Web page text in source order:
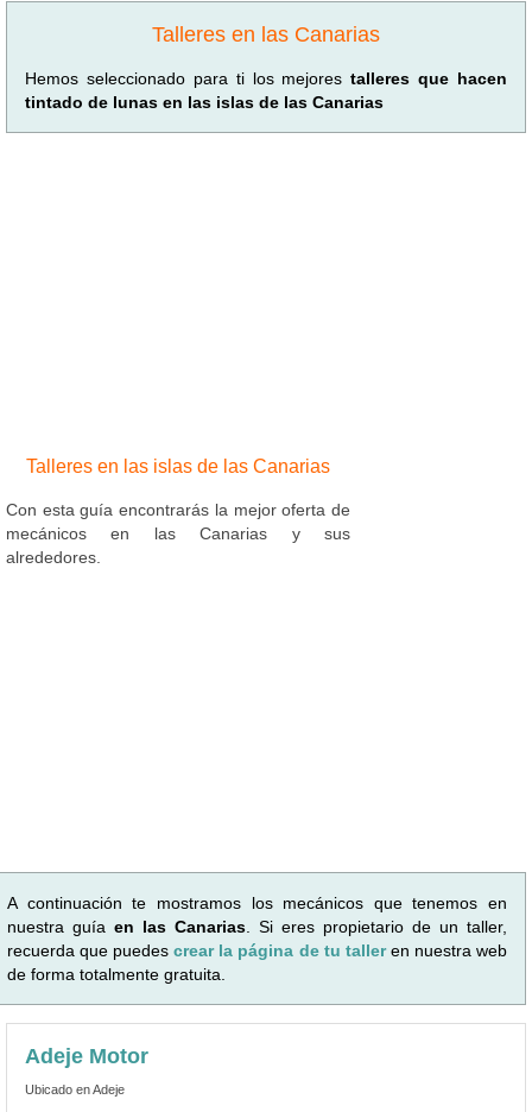
Talleres en las Canarias
Hemos seleccionado para ti los mejorestalleres que hacen
tintado de lunas en las islas de las Canarias
Talleres en las islas de las Canarias
Con esta guía encontrarás la mejor oferta de
mecánicos en las Canarias y sus
alrededores.
A continuación te mostramos los mecánicos que tenemos en
nuestra guía en las Canarias . Si eres propietario de un taller,
recuerda que puedescrear la página de tu talleren nuestra web
de forma totalmente gratuita.
Adeje Motor
Ubicado en Adeje